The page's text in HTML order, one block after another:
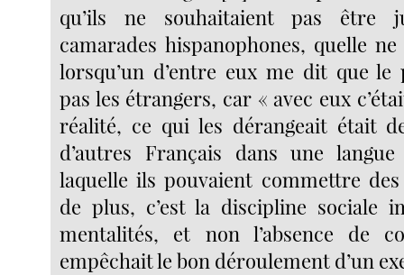
qu’ils ne souhaitaient pas être
camarades hispanophones, quelle
lorsqu’un d’entre eux me dit que le
pas les étrangers, car « avec eux
réalité, ce qui les dérangeait était
d’autres Français dans une
laquelle ils pouvaient commettre
de plus, c’est la discipline sociale
mentalités, et non l’absence de
empêchait le bon déroulement d’un